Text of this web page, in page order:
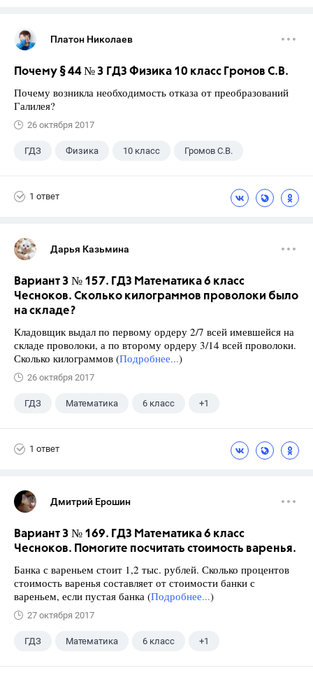
Платон Николаев
Почему § 44 № 3 ГДЗ Физика 10 класс Громов С.В.
Почему возникла необходимость отказа от преобразований
Галилея?
26 октября 2017
ГДЗ Физика 10 класс Громов С.В.
1 ответ
Дарья Казьмина
Вариант 3 № 157. ГДЗ Математика 6 класс
Чесноков. Сколько килограммов проволоки было
на складе?
Кладовщик выдал по первому ордеру 2/7 всей имевшейся на
складе проволоки, а по второму ордеру 3/14 всей проволоки.
Сколько килограммов (Подробнее...)
26 октября 2017
ГДЗ Математика 6 класс +1
1 ответ
Дмитрий Ерошин
Вариант 3 № 169. ГДЗ Математика 6 класс
Чесноков. Помогите посчитать стоимость варенья.
Банка с вареньем стоит 1,2 тыс. рублей. Сколько процентов
стоимость варенья составляет от стоимости банки с
вареньем, если пустая банка (Подробнее...)
27 октября 2017
ГДЗ Математика 6 класс +1